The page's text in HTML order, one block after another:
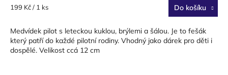
Měrná
199 Kč / 1 ks Do košíku
Medvídek pilot s leteckou kuklou, brýlemi a šálou. Je to fešák
který patří do každé pilotní rodiny. Vhodný jako dárek pro děti i
dospělé. Velikost ccá 12 cm